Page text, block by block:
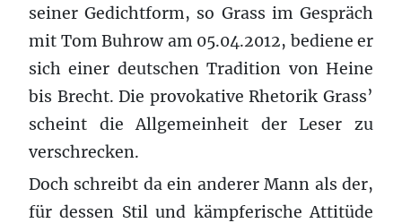
seiner Gedichtform, so Grass im Gespräch
mit Tom Buhrow am 05.04.2012, bediene er
sich einer deutschen Tradition von Heine
bis Brecht. Die provokative Rhetorik Grass’
scheint die Allgemeinheit der Leser zu
verschrecken.
Doch schreibt da ein anderer Mann als der,
für dessen Stil und kämpferische Attitüde